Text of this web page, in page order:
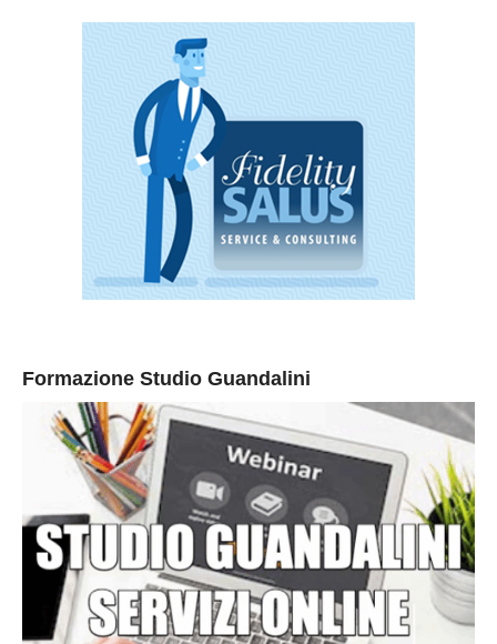
Formazione Studio Guandalini